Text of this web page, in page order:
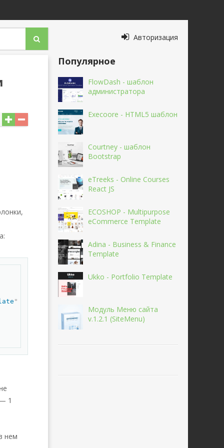
Авторизация
"
1
нем
Популярное
FlowDash - шаблон
администратора
Execoore - HTML5 шаблон
Courtney - шаблон
Bootstrap
eTreeks - Online Courses
React JS
ECOSHOP - Multipurpose
eCommerce Template
Adina - Business & Finance
Template
Ukko - Portfolio Template
Модуль Меню сайта
v.1.2.1 (SiteMenu)